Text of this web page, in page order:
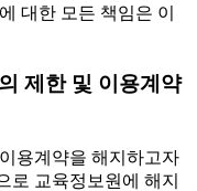
대한 모든 책임은 이
제한 및 이용계약
용계약을 해지하고자
로 교육정보원에 해지